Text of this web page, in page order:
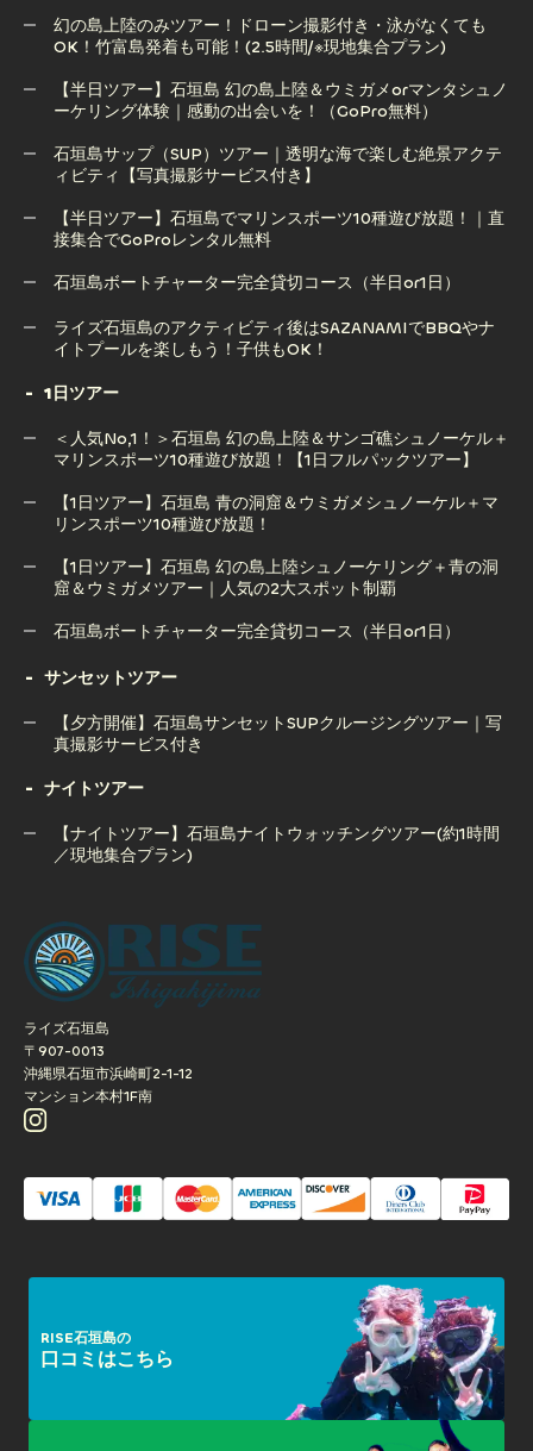
【半日ツアー】石垣島の釣り体験｜初心者・子供OKの船釣
幻の島上陸のみツアー！ドローン撮影付き・泳がなくても
OK！竹富島発着も可能！(2.5時間/※現地集合プラン)
幻の島上陸のみツアー！ドローン撮影付き・泳がなくても
【半日ツアー】石垣島 幻の島上陸＆ウミガメorマンタシュノ
ーケリング体験｜感動の出会いを！（GoPro無料）
【半日ツアー】石垣島 幻の島上陸＆ウミガメorマンタシュノ
石垣島サップ（SUP）ツアー｜透明な海で楽しむ絶景アクテ
ィビティ【写真撮影サービス付き】
石垣島サップ（SUP）ツアー｜透明な海で楽しむ絶景アクテ
【半日ツアー】石垣島でマリンスポーツ10種遊び放題！｜直
接集合でGoProレンタル無料
接集合でGoProレンタル無料
石垣島ボートチャーター完全貸切コース（半日or1日）
石垣島ボートチャーター完全貸切コース（半日or1日）
ライズ石垣島のアクティビティ後はSAZANAMIでBBQやナ
イトプールを楽しもう！子供もOK！
イトプールを楽しもう！子供もOK！
1日ツアー
＜人気No,1！＞石垣島 幻の島上陸＆サンゴ礁シュノーケル＋
マリンスポーツ10種遊び放題！【1日フルパックツアー】
＜人気No,1！＞石垣島 幻の島上陸＆サンゴ礁シュノーケル＋
【1日ツアー】石垣島 青の洞窟＆ウミガメシュノーケル＋マ
リンスポーツ10種遊び放題！
【1日ツアー】石垣島 青の洞窟＆ウミガメシュノーケル＋マ
【1日ツアー】石垣島 幻の島上陸シュノーケリング＋青の洞
窟＆ウミガメツアー｜人気の2大スポット制覇
窟＆ウミガメツアー｜人気の2大スポット制覇
石垣島ボートチャーター完全貸切コース（半日or1日）
石垣島ボートチャーター完全貸切コース（半日or1日）
サンセットツアー
【夕方開催】石垣島サンセットSUPクルージングツアー｜写
真撮影サービス付き
【夕方開催】石垣島サンセットSUPクルージングツアー｜写
ナイトツアー
【ナイトツアー】石垣島ナイトウォッチングツアー(約1時間
／現地集合プラン)
／現地集合プラン)
ライズ石垣島
〒907-0013
沖縄県石垣市浜崎町2-1-12
マンション本村1F南
RISE石垣島の
口コミはこちら